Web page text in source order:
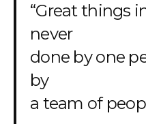
“Great things
never
done by one
by
a team of